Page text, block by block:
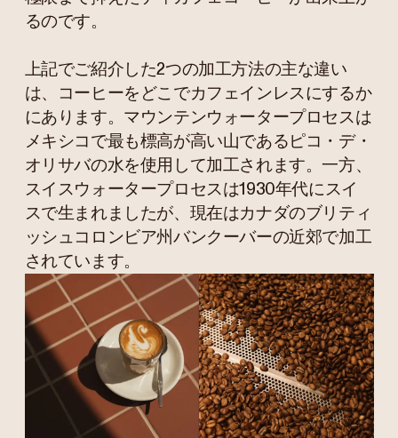
るのです。
上記でご紹介した2つの加工方法の主な違い
は、コーヒーをどこでカフェインレスにするか
にあります。マウンテンウォータープロセスは
メキシコで最も標高が高い山であるピコ・デ・
オリサバの水を使用して加工されます。一方、
スイスウォータープロセスは1930年代にスイ
スで生まれましたが、現在はカナダのブリティ
ッシュコロンビア州バンクーバーの近郊で加工
されています。